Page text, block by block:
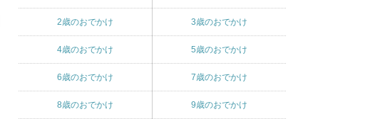
2歳のおでかけ 3歳のおでかけ
4歳のおでかけ 5歳のおでかけ
6歳のおでかけ 7歳のおでかけ
8歳のおでかけ 9歳のおでかけ